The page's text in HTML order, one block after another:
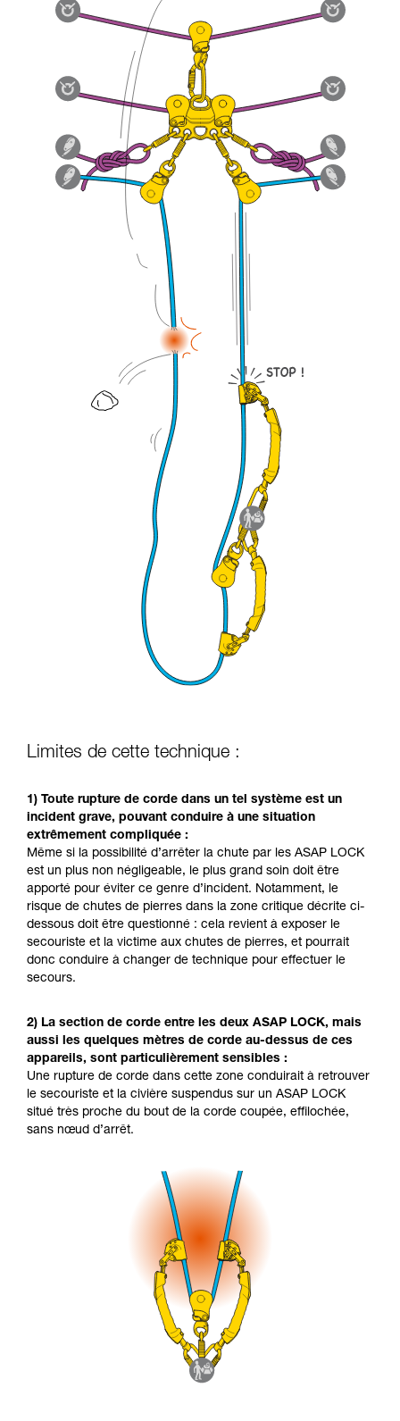
Limites de cette technique :
1) Toute rupture de corde dans un tel système est un
incident grave, pouvant conduire à une situation
extrêmement compliquée :
Même si la possibilité d’arrêter la chute par les ASAP LOCK
est un plus non négligeable, le plus grand soin doit être
apporté pour éviter ce genre d’incident. Notamment, le
risque de chutes de pierres dans la zone critique décrite ci-
dessous doit être questionné : cela revient à exposer le
secouriste et la victime aux chutes de pierres, et pourrait
donc conduire à changer de technique pour effectuer le
secours.
2) La section de corde entre les deux ASAP LOCK, mais
aussi les quelques mètres de corde au-dessus de ces
appareils, sont particulièrement sensibles :
Une rupture de corde dans cette zone conduirait à retrouver
le secouriste et la civière suspendus sur un ASAP LOCK
situé très proche du bout de la corde coupée, effilochée,
sans nœud d’arrêt.